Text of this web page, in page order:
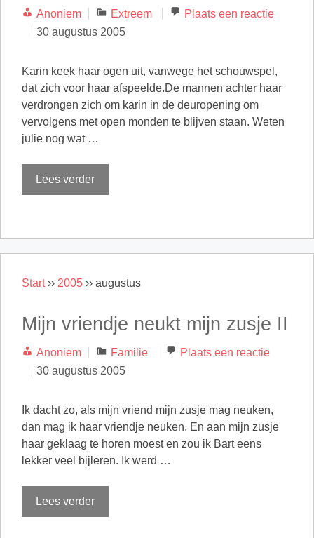
Anoniem Categorieën
Extreem
Plaats een reactie
30 augustus 2005
Karin keek haar ogen uit, vanwege het schouwspel,
dat zich voor haar afspeelde.De mannen achter haar
verdrongen zich om karin in de deuropening om
vervolgens met open monden te blijven staan. Weten
julie nog wat …
Lees verder
Start›› 2005 ›› augustus
Mijn vriendje neukt mijn zusje II
Anoniem Categorieën
Familie
Plaats een reactie
30 augustus 2005
Ik dacht zo, als mijn vriend mijn zusje mag neuken,
dan mag ik haar vriendje neuken. En aan mijn zusje
haar geklaag te horen moest en zou ik Bart eens
lekker veel bijleren. Ik werd …
Lees verder